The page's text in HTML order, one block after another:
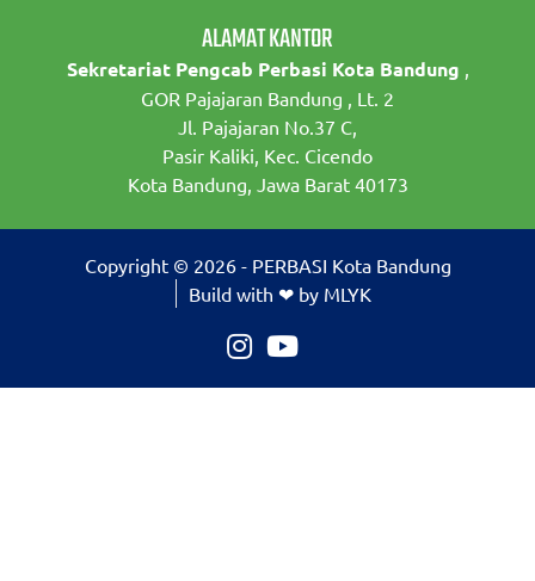
ALAMAT KANTOR
Sekretariat Pengcab Perbasi Kota Bandung ,
GOR Pajajaran Bandung , Lt. 2
Jl. Pajajaran No.37 C,
Pasir Kaliki, Kec. Cicendo
Kota Bandung, Jawa Barat 40173
Copyright © 2026 - PERBASI Kota Bandung
Build with ❤ by MLYK